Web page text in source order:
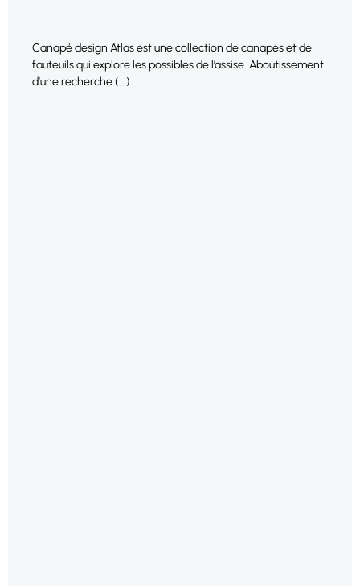
Canapé design Atlas est une collection de canapés et de
fauteuils qui explore les possibles de l’assise. Aboutissement
d’une recherche (...)